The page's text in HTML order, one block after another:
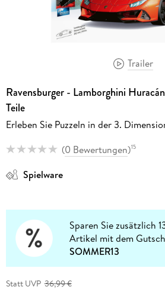
Trailer
Ravensburger - Lamborghini
Teile
Erleben Sie Puzzeln in der 3.
(0 Bewertungen)15
Spielware
Sparen Sie zusätzlich
Artikel mit dem
SOMMER13
Statt UVP 36,99 €